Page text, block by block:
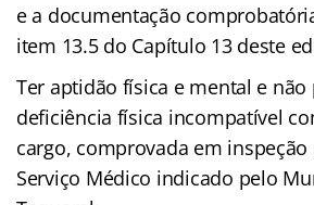
e a documentação
item 13.5 do Capítulo 13 deste
Ter aptidão física e mental e não
deficiência física incompatível
cargo, comprovada em inspeção
Serviço Médico indicado pelo